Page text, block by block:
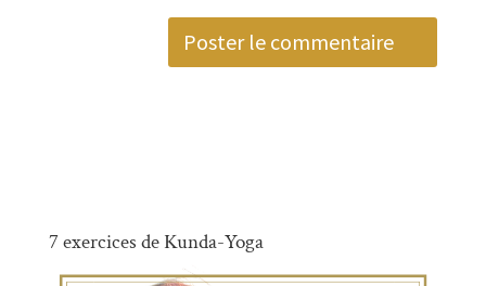
7 exercices de Kunda-Yoga